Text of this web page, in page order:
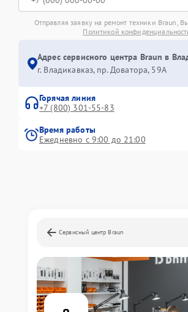
Отправляя заявку на ремонт техники Braun,
Политикой
Адрес сервисного центра Braun в
г. Владикавказ, пр. Доватора, 59А
Горячая линия
+7 (800) 301-55-83
Время работы
Ежедневно с 9:00 до 21:00
Сервисный центр Braun